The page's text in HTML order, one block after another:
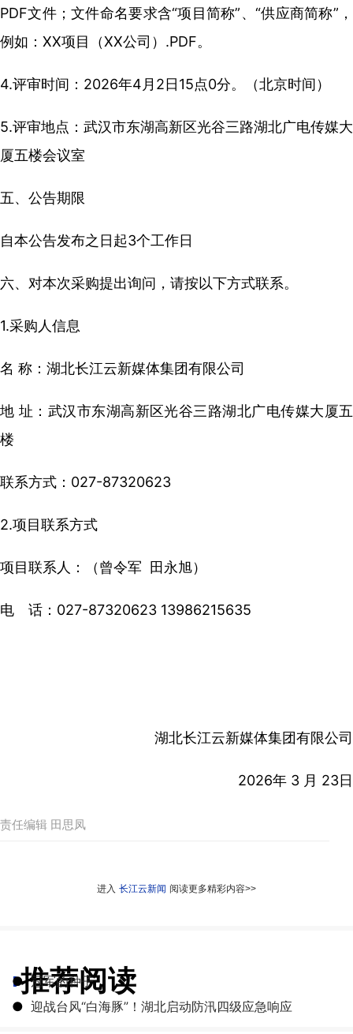
PDF文件；文件命名要求含“项目简称”、“供应商简称”，
例如：XX项目（XX公司）.PDF。
4.评审时间：2026年4月2日15点0分。（北京时间）
5.评审地点：武汉市东湖高新区光谷三路湖北广电传媒大
厦五楼会议室
五、公告期限
自本公告发布之日起3个工作日
六、对本次采购提出询问，请按以下方式联系。
1.采购人信息
名 称：湖北长江云新媒体集团有限公司
地 址：武汉市东湖高新区光谷三路湖北广电传媒大厦五
楼
联系方式：027-87320623
2.项目联系方式
项目联系人：（曾令军 田永旭）
电 话：027-87320623 13986215635
湖北长江云新媒体集团有限公司
2026年 3 月 23日
责任编辑 田思凤
进入 长江云新闻 阅读更多精彩内容>>
推荐阅读
● 冠军的种子
● 迎战台风“白海豚”！湖北启动防汛四级应急响应